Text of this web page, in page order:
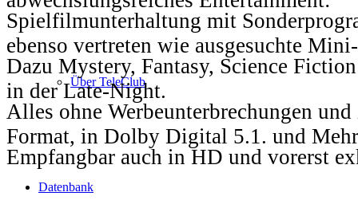
Über TeleClub
Datenbank
Spielfilmunterhaltung mit
ebenso vertreten wie ausgesuchte
Dazu Mystery, Fantasy, Science
in der Late-Night.
Alles ohne Werbeunterbrechungen
Format, in Dolby Digital 5.1. und
Empfangbar auch in HD und vorerst